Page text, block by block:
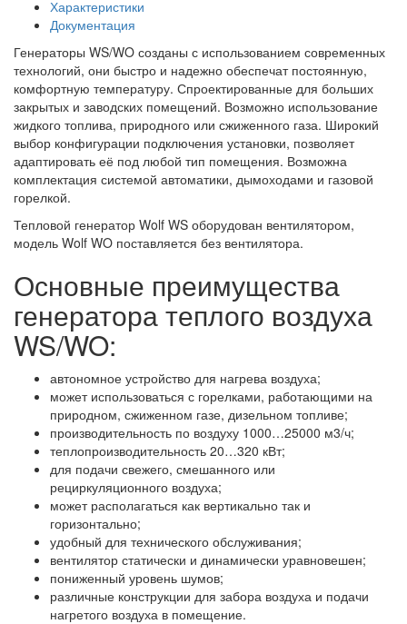
Характеристики
Документация
Генераторы WS/WO созданы с использованием современных
технологий, они быстро и надежно обеспечат постоянную,
комфортную температуру. Спроектированные для больших
закрытых и заводских помещений. Возможно использование
жидкого топлива, природного или сжиженного газа. Широкий
выбор конфигурации подключения установки, позволяет
адаптировать её под любой тип помещения. Возможна
комплектация системой автоматики, дымоходами и газовой
горелкой.
Тепловой генератор Wolf WS оборудован вентилятором,
модель Wolf WO поставляется без вентилятора.
Основные преимущества
генератора теплого воздуха
WS/WO:
автономное устройство для нагрева воздуха;
может использоваться с горелками, работающими на
природном, сжиженном газе, дизельном топливе;
производительность по воздуху 1000…25000 м3/ч;
теплопроизводительность 20…320 кВт;
для подачи свежего, смешанного или
рециркуляционного воздуха;
может располагаться как вертикально так и
горизонтально;
удобный для технического обслуживания;
вентилятор статически и динамически уравновешен;
пониженный уровень шумов;
различные конструкции для забора воздуха и подачи
нагретого воздуха в помещение.